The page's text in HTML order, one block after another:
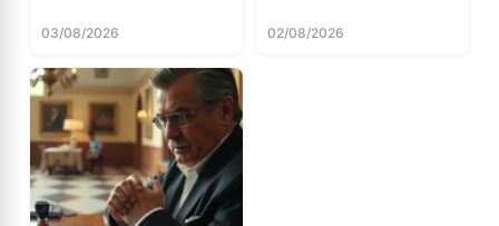
03/08/2026 02/08/2026